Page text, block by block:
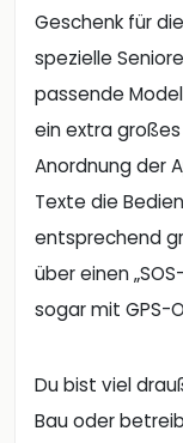
Geschenk für
spezielle
passende
ein extra
Anordnung der
Texte die
entsprechend
über einen
sogar mit GPS-
Du bist viel
Bau oder